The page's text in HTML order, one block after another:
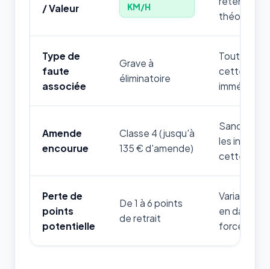
/ Valeur KM/H
théorique.
Type de
faute
associée
Grave à
éliminatoire
Toute
cette
Amende
encourue
Classe 4 (jusqu'à
135 € d'amende)
Sanction
les
cette
Perte de
points
potentielle
De 1 à 6 points
de retrait
Variable
en danger
forces de